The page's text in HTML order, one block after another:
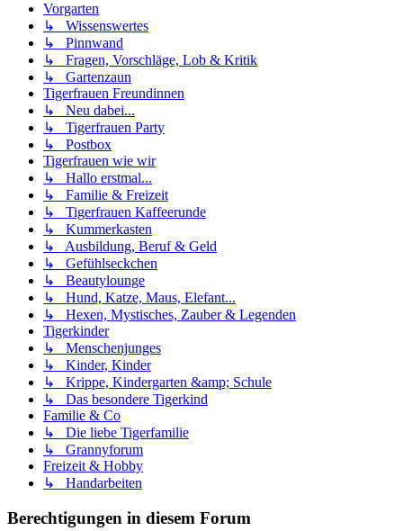
Vorgarten
↳ Wissenswertes
↳ Pinnwand
↳ Fragen, Vorschläge, Lob & Kritik
↳ Gartenzaun
Tigerfrauen Freundinnen
↳ Neu dabei...
↳ Tigerfrauen Party
↳ Postbox
Tigerfrauen wie wir
↳ Hallo erstmal...
↳ Familie & Freizeit
↳ Tigerfrauen Kaffeerunde
↳ Kummerkasten
↳ Ausbildung, Beruf & Geld
↳ Gefühlseckchen
↳ Beautylounge
↳ Hund, Katze, Maus, Elefant...
↳ Hexen, Mystisches, Zauber & Legenden
Tigerkinder
↳ Menschenjunges
↳ Kinder, Kinder
↳ Krippe, Kindergarten &amp; Schule
↳ Das besondere Tigerkind
Familie & Co
↳ Die liebe Tigerfamilie
↳ Grannyforum
Freizeit & Hobby
↳ Handarbeiten
Berechtigungen in diesem Forum